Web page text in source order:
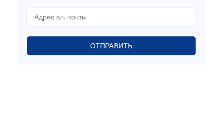
ОТПРАВИТЬ